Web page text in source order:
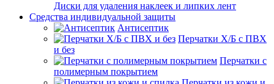
Диски для удаления наклеек и липких лент
Средства индивидуальной защиты
Антисептик
Перчатки Х/Б с ПВХ
и без
Перчатки с
полимерным покрытием